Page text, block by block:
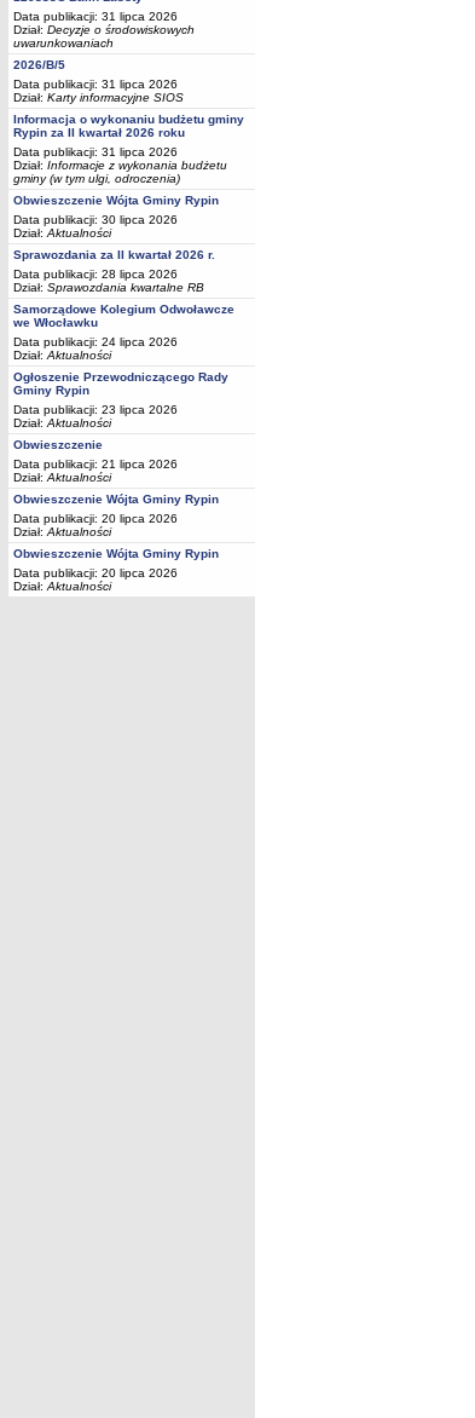
Data publikacji: 31 lipca 2026
Dział: Decyzje o środowiskowych
uwarunkowaniach
2026/B/5
Data publikacji: 31 lipca 2026
Dział: Karty informacyjne SIOS
Informacja o wykonaniu budżetu gminy
Rypin za II kwartał 2026 roku
Data publikacji: 31 lipca 2026
Dział: Informacje z wykonania budżetu
gminy (w tym ulgi, odroczenia)
Obwieszczenie Wójta Gminy Rypin
Data publikacji: 30 lipca 2026
Dział: Aktualności
Sprawozdania za II kwartał 2026 r.
Data publikacji: 28 lipca 2026
Dział: Sprawozdania kwartalne RB
Samorządowe Kolegium Odwoławcze
we Włocławku
Data publikacji: 24 lipca 2026
Dział: Aktualności
Ogłoszenie Przewodniczącego Rady
Gminy Rypin
Data publikacji: 23 lipca 2026
Dział: Aktualności
Obwieszczenie
Data publikacji: 21 lipca 2026
Dział: Aktualności
Obwieszczenie Wójta Gminy Rypin
Data publikacji: 20 lipca 2026
Dział: Aktualności
Obwieszczenie Wójta Gminy Rypin
Data publikacji: 20 lipca 2026
Dział: Aktualności